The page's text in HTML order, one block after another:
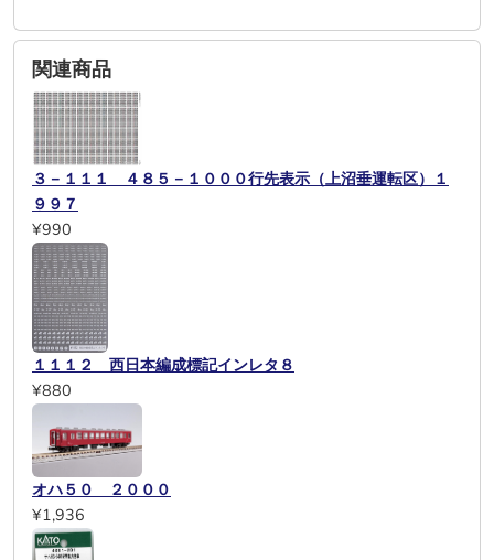
関連商品
３－１１１ ４８５－１０００行先表示（上沼垂運転区）１
９９７
¥990
１１１２ 西日本編成標記インレタ８
¥880
オハ５０ ２０００
¥1,936